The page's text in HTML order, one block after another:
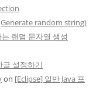
random string)
랜덤 문자열 생성
설정하기
on [Eclipse] 일반 Java 프